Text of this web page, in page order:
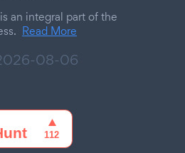
an integral part of the
Read More
08-06